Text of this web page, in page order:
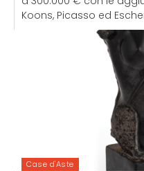
Koons, Picasso ed
Case d'Aste